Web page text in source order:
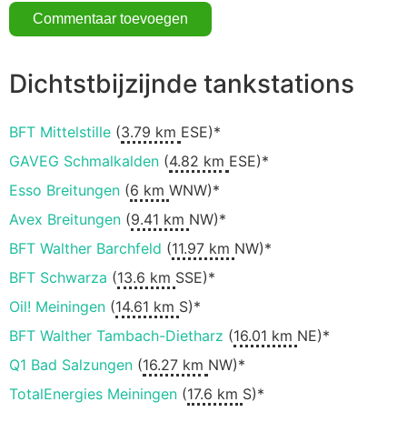
Dichtstbijzijnde tankstations
BFT Mittelstille (3.79 km ESE)*
GAVEG Schmalkalden (4.82 km ESE)*
Esso Breitungen (6 km WNW)*
Avex Breitungen (9.41 km NW)*
BFT Walther Barchfeld (11.97 km NW)*
BFT Schwarza (13.6 km SSE)*
Oil! Meiningen (14.61 km S)*
BFT Walther Tambach-Dietharz (16.01 km NE)*
Q1 Bad Salzungen (16.27 km NW)*
TotalEnergies Meiningen (17.6 km S)*